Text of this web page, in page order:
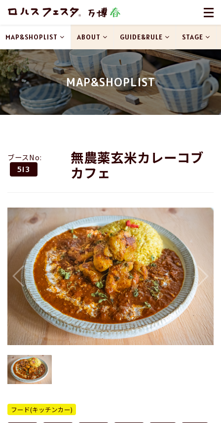
MAP&SHOPLIST
MAP&SHOPLIST ABOUT GUIDE&RULE STAGE
ブースNo:
513
無農薬玄米カレーコブ
カフェ
フード(キッチンカー)